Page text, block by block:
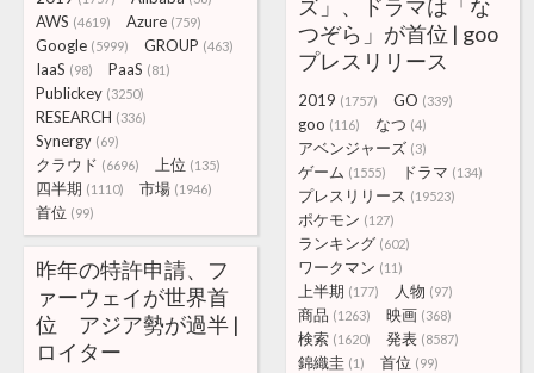
AWS (4619) Azure (759)
Google (5999) GROUP (463)
IaaS (98) PaaS (81)
Publickey (3250)
RESEARCH (336)
Synergy (69)
クラウド (6696) 上位 (135)
四半期 (1110) 市場 (1946)
首位 (99)
ズ」、ドラマは「な
つぞら」が首位 | goo
プレスリリース
2019 (1757) GO (339)
goo (116) なつ (4)
アベンジャーズ (3)
ゲーム (1555) ドラマ (134)
プレスリリース (19523)
ポケモン (127)
ランキング (602)
ワークマン (11)
上半期 (177) 人物 (97)
商品 (1263) 映画 (368)
検索 (1620) 発表 (8587)
錦織圭 (1) 首位 (99)
昨年の特許申請、フ
ァーウェイが世界首
位 アジア勢が過半 |
ロイター